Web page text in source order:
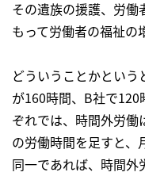
その遺族の援護、労働
もって労働者の福祉の
どういうことかとい
が160時間、B社で
ぞれでは、時間外労
の労働時間を足すと、
同一であれば、時間